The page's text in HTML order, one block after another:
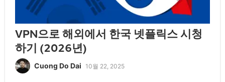
VPN으로 해외에서 한국 넷플릭스 시청
하기 (2026년)
Cuong Do Dai 10월 22, 2025